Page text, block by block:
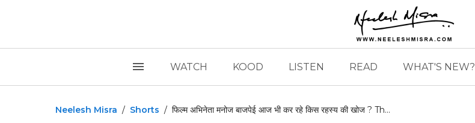
WATCH KOOD LISTEN READ WHAT'S NEW?
Neelesh Misra / Shorts / फिल्म अभिनेता मनोज बाजपेई आज भी कर रहे किस रहस्य की खोज ? Th...